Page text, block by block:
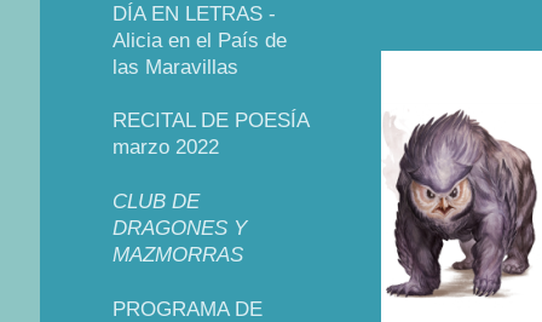
DÍA EN LETRAS -
Alicia en el País de
las Maravillas
RECITAL DE POESÍA
marzo 2022
CLUB DE
DRAGONES Y
MAZMORRAS
PROGRAMA DE